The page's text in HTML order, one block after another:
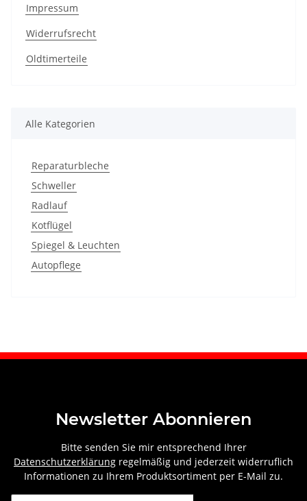
Impressum
Widerrufsrecht
Oldtimerteile
Alle Kategorien
Reparaturbleche
Schweller
Radlauf
Kotflügel
Spiegel & Leuchten
Autopflege
Newsletter Abonnieren
Bitte senden Sie mir entsprechend Ihrer
Datenschutzerklärung regelmäßig und jederzeit widerruflich
Informationen zu Ihrem Produktsortiment per E-Mail zu.